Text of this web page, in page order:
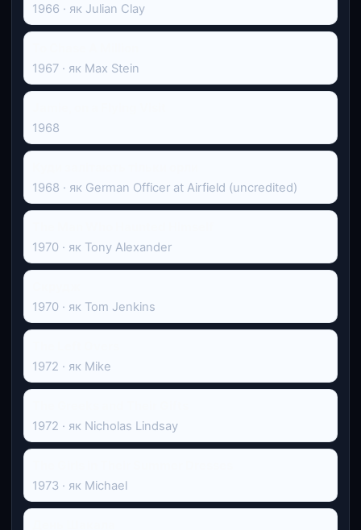
1966 · як Julian Clay
1967 · як Max Stein
1968
1968 · як German Officer at Airfield (uncredited)
1970 · як Tony Alexander
1970 · як Tom Jenkins
1972 · як Mike
1972 · як Nicholas Lindsay
1973 · як Michael